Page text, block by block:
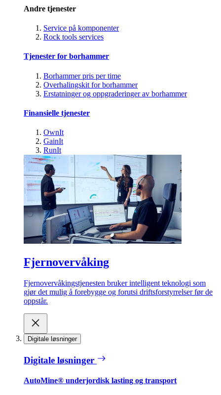
Andre tjenester
Service på komponenter
Rock tools services
Tjenester for borhammer
Borhammer pris per time
Overhalingskit for borhammer
Erstatninger og oppgraderinger av borhammer
Finansielle tjenester
OwnIt
GainIt
RunIt
Fjernovervåking
Fjernovervåkingstjenesten bruker intelligent teknologi som
gjør det mulig å forebygge og forutsi driftsforstyrrelser før de
oppstår.
Digitale løsninger
Digitale løsninger
AutoMine® underjordisk lasting og transport